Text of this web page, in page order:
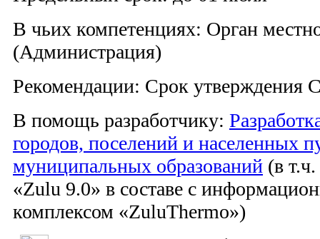
В чьих компетенциях: Орган
(Администрация)
Рекомендации: Срок утверждения
В помощь разработчику:
городов, поселений и населенных
муниципальных образований (в
«Zulu 9.0» в составе с
комплексом «ZuluThermo»)